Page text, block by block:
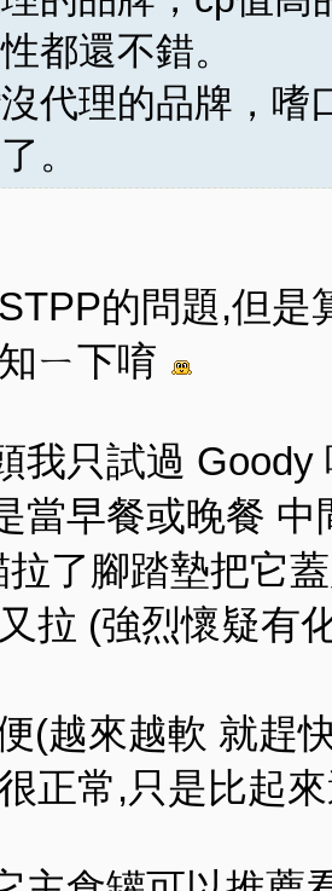
都還不錯。
代理的品牌，嗜
。
的問題,但是
ㄧ下唷
我只試過 Goody
當早餐或晚餐
了腳踏墊把它
拉 (強烈懷疑有
(越來越軟 就趕
正常,只是比起